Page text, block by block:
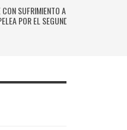
SUFRIMIENTO A AUDAX
POR EL SEGUNDO LUGAR